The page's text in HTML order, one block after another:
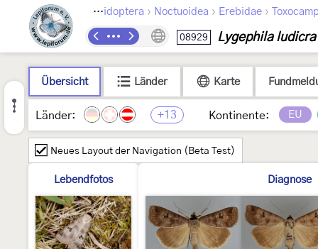
Lepidoptera › Noctuoidea › Erebidae ›
08929 Lygephila ludicra
Übersicht Länder Karte
Länder: +13 Kontinente: EU
Neues Layout der Navigation (Beta Test)
Lebendfotos Diagnose